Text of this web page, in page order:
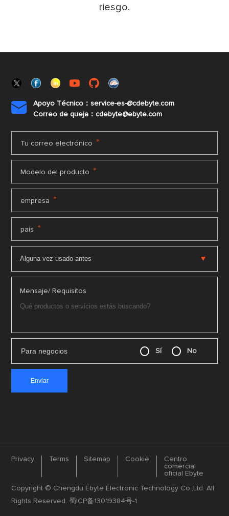
riesgo.

Apoyo Técnico：service-es-@cdebyte.com
Correo de queja：cdebyte@ebyte.com
Tu correo electrónico *
Modelo del producto *
empresa *
país *
Mensaje/ Requisitos
Para negocios Sí No
Privacy Terms Sitemap Cookie
Centro
comercial
oficial Ebyte
Copyright © Chengdu Ebyte Electronic Technology Co.,Ltd. All
Rights Reserved.蜀ICP备13019384号-1